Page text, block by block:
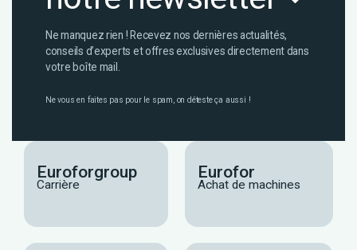
Ne manquez rien ! Recevez nos dernières actualités,
conseils d’experts et offres exclusives directement dans
votre boîte mail.
Ne vous en faites pas pour le spam, on déteste ça aussi !
Euroforgroup
Carrière
Eurofor
Achat de machines